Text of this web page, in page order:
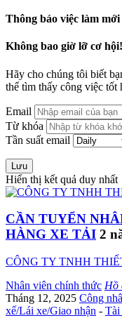
Thông báo việc làm mới
Không bao giờ lỡ cơ hội!
Hãy cho chúng tôi biết
thể tìm thấy công việc tốt
Email
Từ khóa
Tần suất email
Lưu
Hiển thị kết quả duy nhất
CẦN TUYỂN
HÀNG XE TẢI 2
CÔNG TY TNHH
Nhân viên chính thức Hồ
Tháng 12, 2025 Công
xế/Lái xe/Giao nhận - Tài